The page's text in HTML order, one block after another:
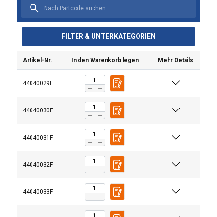
FILTER & UNTERKATEGORIEN
Artikel-Nr. In den Warenkorb legen Mehr Details
44040029F
44040030F
44040031F
44040032F
44040033F ENGLISH TRANSLATION
Ta strona używa plików
Używamy plików cookie w celu
personalizacji treści, reklam i analizy
naszego ruchu. Udostępniamy również